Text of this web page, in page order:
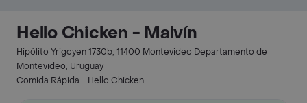
Hello Chicken - Malvín
Hipólito Yrigoyen 1730b, 11400 Montevideo Departamento de
Montevideo, Uruguay
Comida Rápida - Hello Chicken